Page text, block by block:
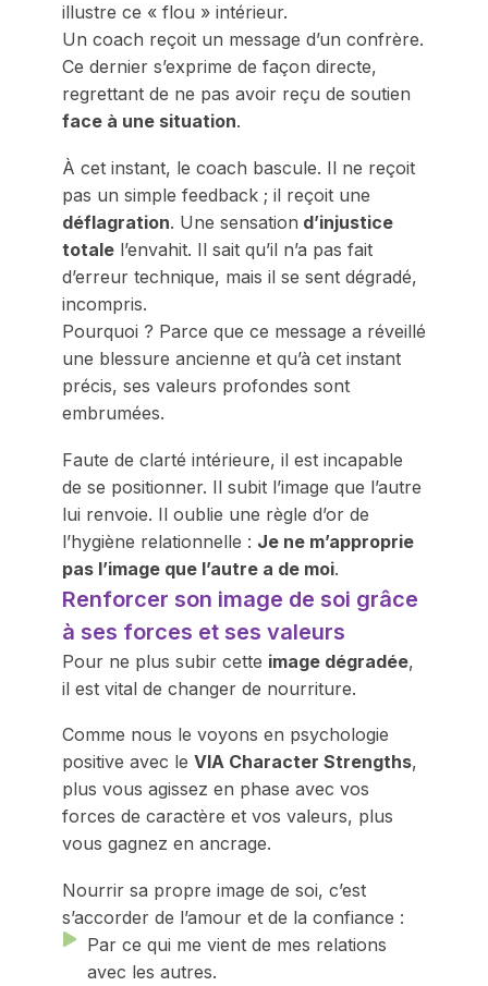
illustre ce « flou » intérieur.
Un coach reçoit un message d’un confrère.
Ce dernier s’exprime de façon directe,
regrettant de ne pas avoir reçu de soutien
face à une situation.
À cet instant, le coach bascule. Il ne reçoit
pas un simple feedback ; il reçoit une
déflagration. Une sensation d’injustice
totale l’envahit. Il sait qu’il n’a pas fait
d’erreur technique, mais il se sent dégradé,
incompris.
Pourquoi ? Parce que ce message a réveillé
une blessure ancienne et qu’à cet instant
précis, ses valeurs profondes sont
embrumées.
Faute de clarté intérieure, il est incapable
de se positionner. Il subit l’image que l’autre
lui renvoie. Il oublie une règle d’or de
l’hygiène relationnelle : Je ne m’approprie
pas l’image que l’autre a de moi.
Renforcer son image de soi grâce
à ses forces et ses valeurs
Pour ne plus subir cette image dégradée,
il est vital de changer de nourriture.
Comme nous le voyons en psychologie
positive avec le VIA Character Strengths,
plus vous agissez en phase avec vos
forces de caractère et vos valeurs, plus
vous gagnez en ancrage.
Nourrir sa propre image de soi, c’est
s’accorder de l’amour et de la confiance :
Par ce qui me vient de mes relations
avec les autres.